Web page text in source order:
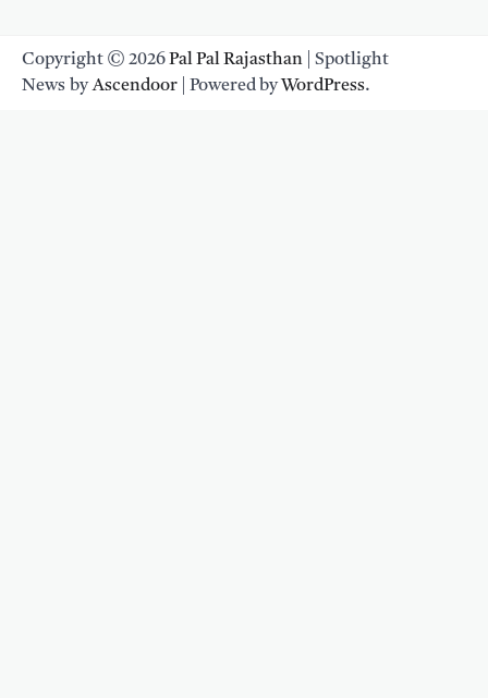
Copyright © 2026Pal Pal Rajasthan | Spotlight
News byAscendoor | Powered byWordPress.